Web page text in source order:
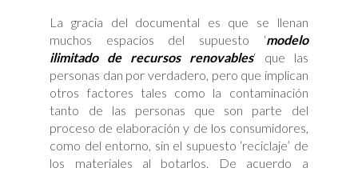
La gracia del documental es que se llenan
muchos espacios del supuesto ‘modelo
ilimitado de recursos renovables‘ que las
personas dan por verdadero, pero que implican
otros factores tales como la contaminación
tanto de las personas que son parte del
proceso de elaboración y de los consumidores,
como del entorno, sin el supuesto ‘reciclaje’ de
los materiales al botarlos. De acuerdo a